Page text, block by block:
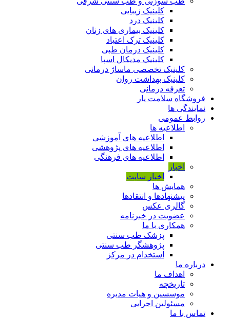
کلینیک زیبایی
کلینیک درد
کلینیک بیماری های زنان
کلینیک ترک اعتیاد
کلینیک درمان طبی
کلینیک مدیکال اسپا
کلینیک تخصصی ماساژ درمانی
کلینیک بهداشت روان
تعرفه درمانی
فروشگاه سلامت یار
نمایندگی ها
روابط عمومی
اطلاعیه ها
اطلاعیه های آموزشی
اطلاعیه های پژوهشی
اطلاعیه های فرهنگی
اخبار
اخبار سایت
همایش ها
پیشنهادها و انتقادها
گالری عکس
عضویت در خبرنامه
همکاری با ما
پزشک طب سنتی
پژوهشگر طب سنتی
استخدام در مرکز
درباره ما
اهداف ما
تاریخچه
موسسین و هیات مدیره
مسئولین اجرایی
تماس با ما